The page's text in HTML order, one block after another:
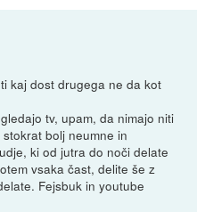
kaj dost drugega ne da kot
tv, upam, da nimajo niti
bolj neumne in
ki od jutra do noči delate
vsaka čast, delite še z
Fejsbuk in youtube